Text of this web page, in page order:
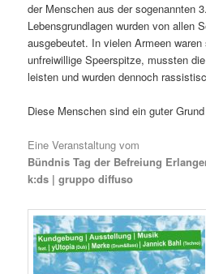
der Menschen aus der sogenannten
Lebensgrundlagen wurden von allen
ausgebeutet. In vielen Armeen
unfreiwillige Speerspitze, mussten
leisten und wurden dennoch
Diese Menschen sind ein guter
Eine Veranstaltung vom
Bündnis Tag der Befreiung
k:ds | gruppo diffuso